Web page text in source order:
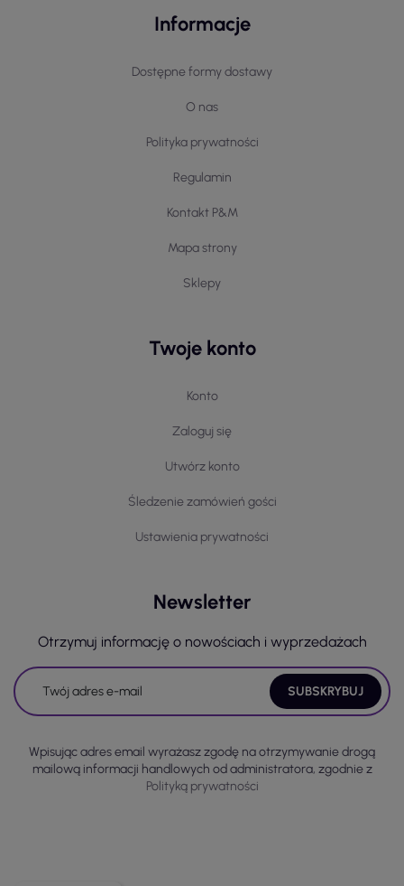
Informacje
Dostępne formy dostawy
O nas
Polityka prywatności
Regulamin
Kontakt P&M
Mapa strony
Sklepy
Twoje konto
Konto
Zaloguj się
Utwórz konto
Śledzenie zamówień gości
Ustawienia prywatności
Newsletter
Otrzymuj informację o nowościach i wyprzedażach
Wpisując adres email wyrażasz zgodę na otrzymywanie drogą
mailową informacji handlowych od administratora, zgodnie z
Polityką prywatności